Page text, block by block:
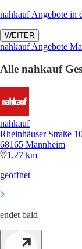
nahkauf Angebote in
WEITER
nahkauf Angebote
Alle nahkauf
nahkauf
Rheinhäuser Straße
68165 Mannheim
1,27 km
geöffnet
endet bald